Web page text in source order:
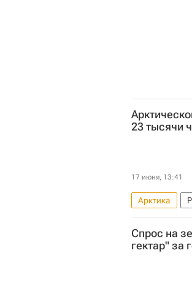
23 тысячи
17 июня, 13:41
Арктика
Жилье
Спрос на
гектар" за